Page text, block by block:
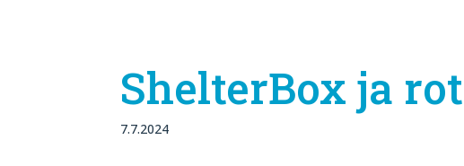
ShelterBox ja
7.7.2024